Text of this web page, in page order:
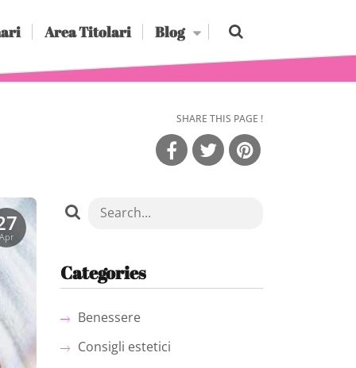
Area Titolari Blog
SHARE THIS PAGE !
Apr
Categories
Benessere
Consigli estetici